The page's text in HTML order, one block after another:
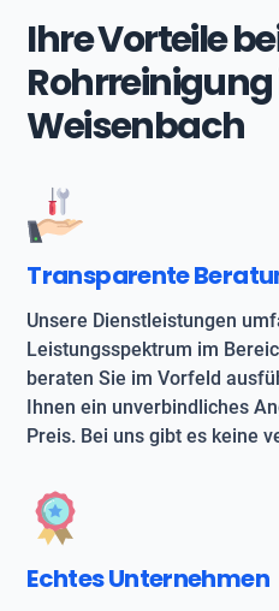
Ihre Vorteile
Rohrreinigung
Weisenbach
Transparente
Unsere Dienstleistungen
Leistungsspektrum im
beraten Sie im Vorfeld
Ihnen ein unverbindliches
Preis. Bei uns gibt es keine
Echtes Unternehmen